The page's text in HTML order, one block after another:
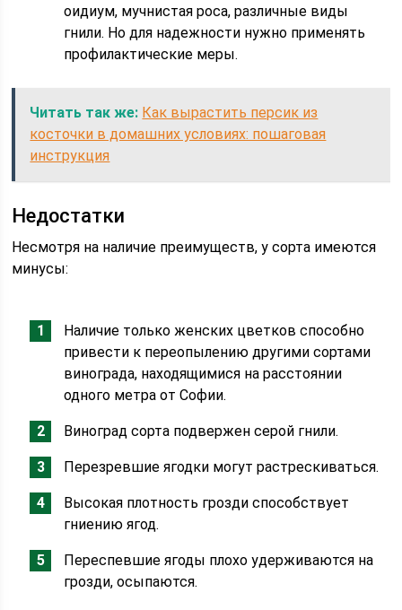
оидиум, мучнистая роса, различные виды
гнили. Но для надежности нужно применять
профилактические меры.
Читать так же: Как вырастить персик из
косточки в домашних условиях: пошаговая
инструкция
Недостатки
Несмотря на наличие преимуществ, у сорта имеются
минусы:
Наличие только женских цветков способно
привести к переопылению другими сортами
винограда, находящимися на расстоянии
одного метра от Софии.
Виноград сорта подвержен серой гнили.
Перезревшие ягодки могут растрескиваться.
Высокая плотность грозди способствует
гниению ягод.
Переспевшие ягоды плохо удерживаются на
грозди, осыпаются.